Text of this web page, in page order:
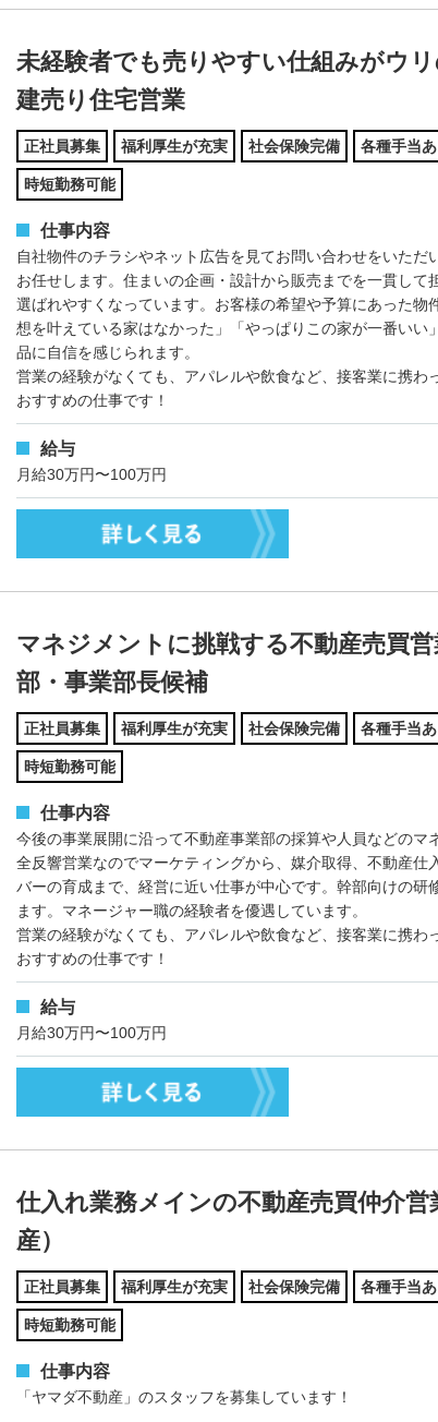
未経験者でも売りやすい仕組みがウ
建売り住宅営業
正社員募集 福利厚生が充実 社会保険完備 各種手当あ
時短勤務可能
仕事内容
自社物件のチラシやネット広告を見てお問い合わせをいた
お任せします。住まいの企画・設計から販売までを一貫し
選ばれやすくなっています。お客様の希望や予算にあった
想を叶えている家はなかった」「やっぱりこの家が一番い
品に自信を感じられます。
営業の経験がなくても、アパレルや飲食など、接客業に携
おすすめの仕事です！
給与
月給30万円〜100万円
マネジメントに挑戦する不動産売買
部・事業部長候補
正社員募集 福利厚生が充実 社会保険完備 各種手当あ
時短勤務可能
仕事内容
今後の事業展開に沿って不動産事業部の採算や人員などの
全反響営業なのでマーケティングから、媒介取得、不動産
バーの育成まで、経営に近い仕事が中心です。幹部向けの研
ます。マネージャー職の経験者を優遇しています。
営業の経験がなくても、アパレルや飲食など、接客業に携
おすすめの仕事です！
給与
月給30万円〜100万円
仕入れ業務メインの不動産売買仲介
産）
正社員募集 福利厚生が充実 社会保険完備 各種手当あ
時短勤務可能
仕事内容
「ヤマダ不動産」のスタッフを募集しています！